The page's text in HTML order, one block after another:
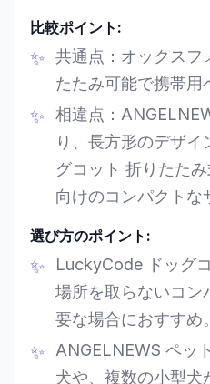
比較ポイント:
共通点：オックスフ
たたみ可能で携帯用
相違点：
り、長方形のデザ
グコット 折りたた
向けのコンパクトな
選び方のポイント:
LuckyCode ドッグ
場所を取らないコン
要な場合におすすめ。
ANGELNEWS ペッ
犬や、複数の小型犬